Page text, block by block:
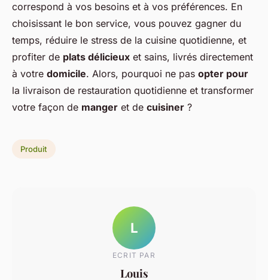
correspond à vos besoins et à vos préférences. En
choisissant le bon service, vous pouvez gagner du
temps, réduire le stress de la cuisine quotidienne, et
profiter de plats délicieux et sains, livrés directement
à votre domicile. Alors, pourquoi ne pas opter pour
la livraison de restauration quotidienne et transformer
votre façon de manger et de cuisiner ?
Produit
L
ECRIT PAR
Louis